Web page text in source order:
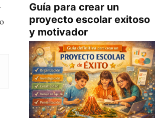
Guía para crear un
proyecto escolar exitoso
y motivador